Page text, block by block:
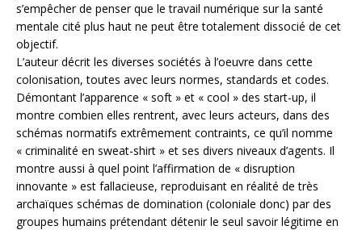
s’empêcher de penser que le travail numérique sur la santé
mentale cité plus haut ne peut être totalement dissocié de cet
objectif.
L’auteur décrit les diverses sociétés à l’oeuvre dans cette
colonisation, toutes avec leurs normes, standards et codes.
Démontant l’apparence « soft » et « cool » des start-up, il
montre combien elles rentrent, avec leurs acteurs, dans des
schémas normatifs extrêmement contraints, ce qu’il nomme
« criminalité en sweat-shirt » et ses divers niveaux d’agents. Il
montre aussi à quel point l’affirmation de « disruption
innovante » est fallacieuse, reproduisant en réalité de très
archaïques schémas de domination (coloniale donc) par des
groupes humains prétendant détenir le seul savoir légitime en